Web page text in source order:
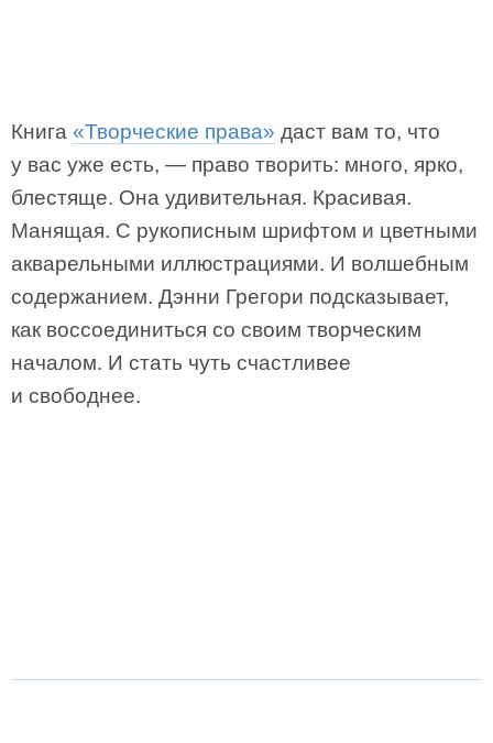
Книга «Творческие права» даст вам то, что
у вас уже есть, — право творить: много, ярко,
блестяще. Она удивительная. Красивая.
Манящая. С рукописным шрифтом и цветными
акварельными иллюстрациями. И волшебным
содержанием. Дэнни Грегори подсказывает,
как воссоединиться со своим творческим
началом. И стать чуть счастливее
и свободнее.